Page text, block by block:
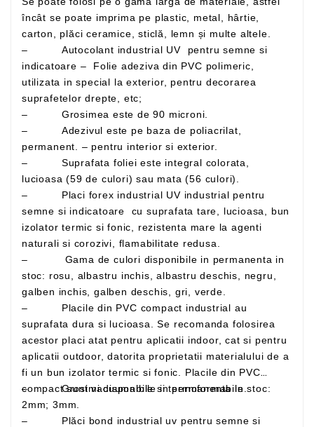
încât se poate imprima pe plastic, metal, hârtie,
carton, plăci ceramice, sticlă, lemn și multe altele.
– Autocolant industrial UV pentru semne si
indicatoare – Folie adeziva din PVC polimeric,
utilizata in special la exterior, pentru decorarea
suprafetelor drepte, etc;
– Grosimea este de 90 microni.
– Adezivul este pe baza de poliacrilat,
permanent. – pentru interior si exterior.
– Suprafata foliei este integral colorata,
lucioasa (59 de culori) sau mata (56 culori).
– Placi forex industrial UV industrial pentru
semne si indicatoare cu suprafata tare, lucioasa, bun
izolator termic si fonic, rezistenta mare la agenti
naturali si corozivi, flamabilitate redusa.
– Gama de culori disponibile in permanenta in
stoc: rosu, albastru inchis, albastru deschis, negru,
galben inchis, galben deschis, gri, verde.
– Placile din PVC compact industrial au
suprafata dura si lucioasa. Se recomanda folosirea
acestor placi atat pentru aplicatii indoor, cat si pentru
aplicatii outdoor, datorita proprietatii materialului de a
fi un bun izolator termic si fonic. Placile din PVC
compact sunt vacuumabile si termoformabile.
– Grosimi disponibile in permanenta in stoc:
2mm; 3mm.
– Plăci bond industrial uv pentru semne si